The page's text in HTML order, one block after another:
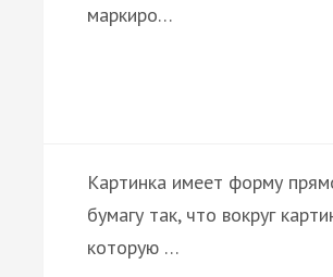
маркиро…
Картинка имеет форму
бумагу так, что вокруг
которую …